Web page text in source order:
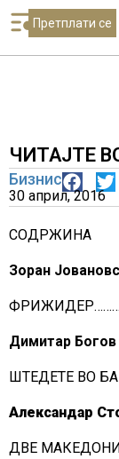
Претплати се
ЧИТАЈТЕ
Бизнис
30 април, 2016
СОДРЖИНА
Зоран
Димитар Богов
ШТЕДЕТЕ ВО
Александар
ДВЕ